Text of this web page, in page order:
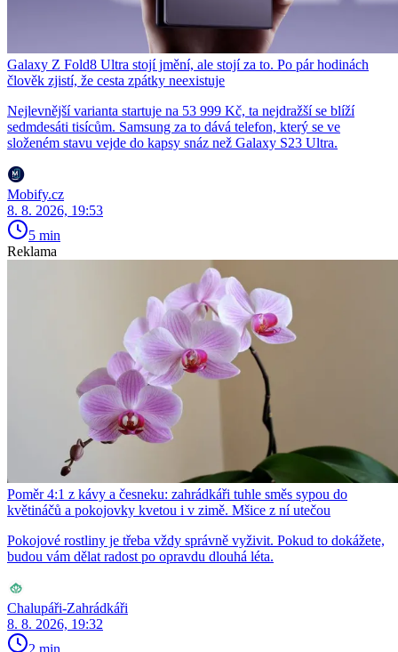
Galaxy Z Fold8 Ultra stojí jmění, ale stojí za to. Po pár hodinách
člověk zjistí, že cesta zpátky neexistuje
Nejlevnější varianta startuje na 53 999 Kč, ta nejdražší se blíží
sedmdesáti tisícům. Samsung za to dává telefon, který se ve
složeném stavu vejde do kapsy snáz než Galaxy S23 Ultra.
Mobify.cz
8. 8. 2026, 19:53
5 min
Reklama
Poměr 4:1 z kávy a česneku: zahrádkáři tuhle směs sypou do
květináčů a pokojovky kvetou i v zimě. Mšice z ní utečou
Pokojové rostliny je třeba vždy správně vyživit. Pokud to dokážete,
budou vám dělat radost po opravdu dlouhá léta.
Chalupáři-Zahrádkáři
8. 8. 2026, 19:32
2 min